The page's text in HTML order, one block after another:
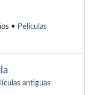
• Películas
antiguas